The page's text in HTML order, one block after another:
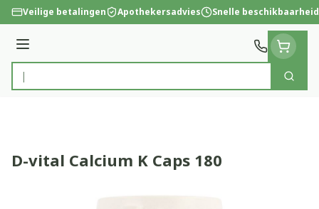
Ga naar de inhoud
Veilige betalingen Apothekersadvies Snelle beschikbaarheid
Menu
Product, merk, categorie...
Zoek
D-vital Calcium K Caps 180